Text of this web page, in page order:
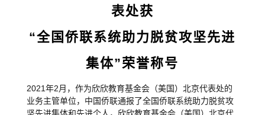
表处获
“全国侨联系统助力脱贫攻坚先进
集体”荣誉称号
2021年2月，作为欣欣教育基金会（美国）北京代表处的
业务主管单位，中国侨联通报了全国侨联系统助力脱贫攻